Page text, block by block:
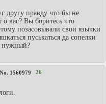
другу правду что бы не
о вас? Вы боритесь что
позасовывали свои язычки
пуськаться да сопелки
нужный?
No. 1560979 26